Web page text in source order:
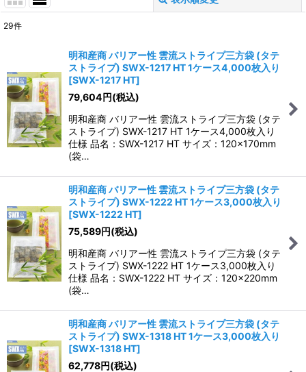
並び順:
絞り込む
29件
明和産商 バリアー性 雲流ストライプ三方袋 (タテ
ストライプ) SWX-1217 HT 1ケース4,000枚入り
[SWX-1217 HT]
79,604円(税込)
明和産商 バリアー性 雲流ストライプ三方袋 (タテ
ストライプ) SWX-1217 HT 1ケース4,000枚入り
仕様 品名：SWX-1217 HT サイズ：120×170mm
(袋…
明和産商 バリアー性 雲流ストライプ三方袋 (タテ
ストライプ) SWX-1222 HT 1ケース3,000枚入り
[SWX-1222 HT]
75,589円(税込)
明和産商 バリアー性 雲流ストライプ三方袋 (タテ
ストライプ) SWX-1222 HT 1ケース3,000枚入り
仕様 品名：SWX-1222 HT サイズ：120×220mm
(袋…
明和産商 バリアー性 雲流ストライプ三方袋 (タテ
ストライプ) SWX-1318 HT 1ケース3,000枚入り
[SWX-1318 HT]
62,778円(税込)